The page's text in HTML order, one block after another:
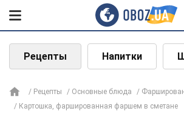
Рецепты Напитки
Рецепты Основные блюда
Картошка, фаршированная фаршем в сметане